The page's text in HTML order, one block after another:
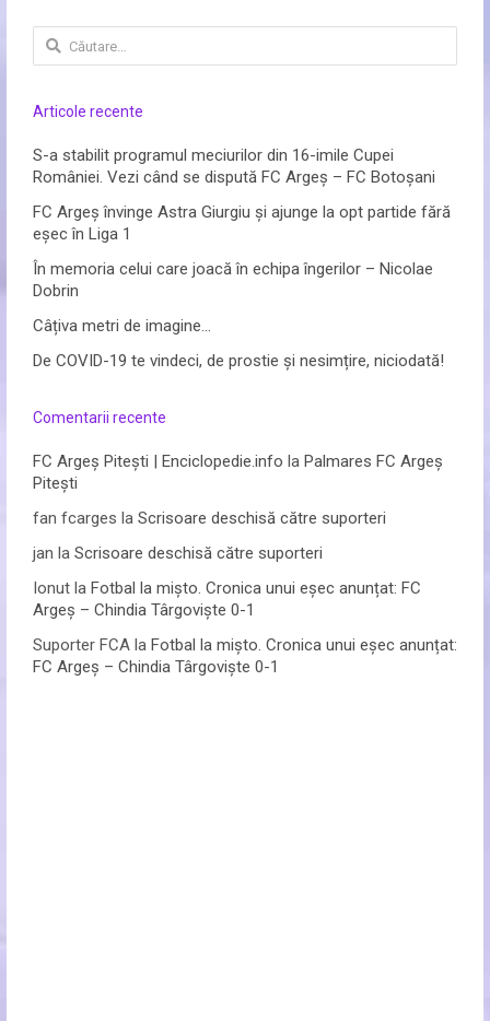
Caută
după:
Articole recente
S-a stabilit programul meciurilor din 16-imile Cupei
României. Vezi când se dispută FC Argeș – FC Botoșani
FC Argeș învinge Astra Giurgiu și ajunge la opt partide fără
eșec în Liga 1
În memoria celui care joacă în echipa îngerilor – Nicolae
Dobrin
Câțiva metri de imagine…
De COVID-19 te vindeci, de prostie și nesimțire, niciodată!
Comentarii recente
FC Argeș Pitești | Enciclopedie.info la Palmares FC Argeș
Pitești
fan fcarges la Scrisoare deschisă către suporteri
jan la Scrisoare deschisă către suporteri
Ionutla Fotbal la mișto. Cronica unui eșec anunțat: FC
Argeș – Chindia Târgoviște 0-1
Suporter FCAla Fotbal la mișto. Cronica unui eșec anunțat:
FC Argeș – Chindia Târgoviște 0-1